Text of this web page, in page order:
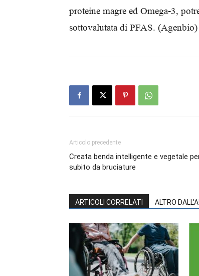
proteine magre ed Omega-3,
sottovalutata di PFAS.
Articolo precedente
Creata benda intelligente e vegetale
subito da bruciature
ARTICOLI CORRELATI ALTRO